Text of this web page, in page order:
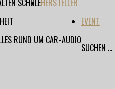
SCHULE
RUND UM CAR-AUDIO
HERSTELLER
EVENT
SUCHEN ...